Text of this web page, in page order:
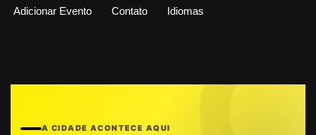
Adicionar Evento
Contato Idiomas
A CIDADE ACONTECE AQUI